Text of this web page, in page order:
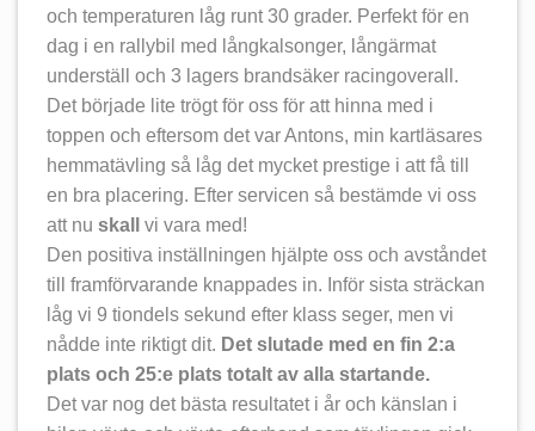
och temperaturen låg runt 30 grader. Perfekt för en
dag i en rallybil med långkalsonger, långärmat
underställ och 3 lagers brandsäker racingoverall.
Det började lite trögt för oss för att hinna med i
toppen och eftersom det var Antons, min kartläsares
hemmatävling så låg det mycket prestige i att få till
en bra placering. Efter servicen så bestämde vi oss
att nu skall vi vara med!
Den positiva inställningen hjälpte oss och avståndet
till framförvarande knappades in. Inför sista sträckan
låg vi 9 tiondels sekund efter klass seger, men vi
nådde inte riktigt dit. Det slutade med en fin 2:a
plats och 25:e plats totalt av alla startande.
Det var nog det bästa resultatet i år och känslan i